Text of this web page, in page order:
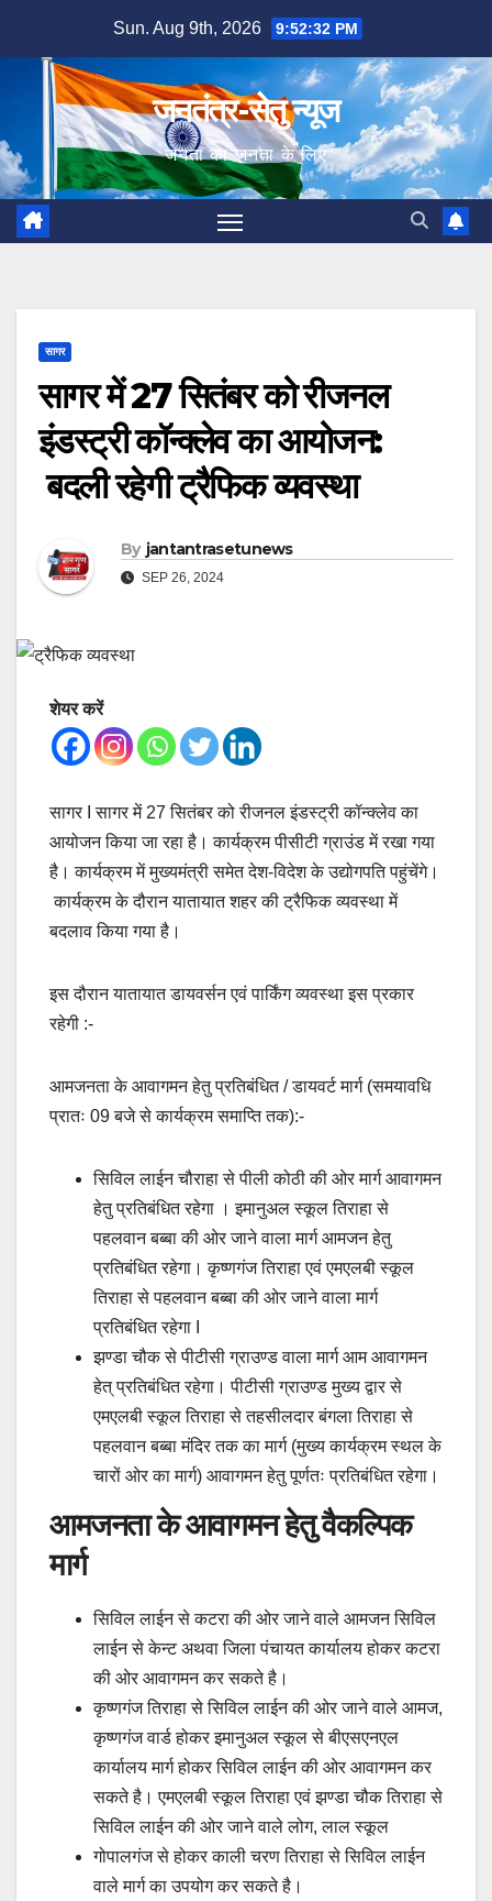
content
Sun. Aug 9th, 2026 9:52:33 PM
जनतंत्र-सेतु न्यूज
जनता का जनता के लिए
सागर
सागर में 27 सितंबर को रीजनल
इंडस्ट्री कॉन्क्लेव का आयोजन:
बदली रहेगी ट्रैफिक व्यवस्था
By jantantrasetunews
SEP 26, 2024
शेयर करें
सागर I सागर में 27 सितंबर को रीजनल इंडस्ट्री कॉन्क्लेव का
आयोजन किया जा रहा है। कार्यक्रम पीसीटी ग्राउंड में रखा गया
है। कार्यक्रम में मुख्यमंत्री समेत देश-विदेश के उद्योगपति पहुंचेंगे।
कार्यक्रम के दौरान यातायात शहर की ट्रैफिक व्यवस्था में
बदलाव किया गया है।
इस दौरान यातायात डायवर्सन एवं पार्किंग व्यवस्था इस प्रकार
रहेगी :-
आमजनता के आवागमन हेतु प्रतिबंधित / डायवर्ट मार्ग (समयावधि
प्रातः 09 बजे से कार्यक्रम समाप्ति तक):-
सिविल लाईन चौराहा से पीली कोठी की ओर मार्ग आवागमन
हेतु प्रतिबंधित रहेगा । इमानुअल स्कूल तिराहा से
पहलवान बब्बा की ओर जाने वाला मार्ग आमजन हेतु
प्रतिबंधित रहेगा। कृष्णगंज तिराहा एवं एमएलबी स्कूल
तिराहा से पहलवान बब्बा की ओर जाने वाला मार्ग
प्रतिबंधित रहेगा I
झण्डा चौक से पीटीसी ग्राउण्ड वाला मार्ग आम आवागमन
हेत् प्रतिबंधित रहेगा। पीटीसी ग्राउण्ड मुख्य द्वार से
एमएलबी स्कूल तिराहा से तहसीलदार बंगला तिराहा से
पहलवान बब्बा मंदिर तक का मार्ग (मुख्य कार्यक्रम स्थल के
चारों ओर का मार्ग) आवागमन हेतु पूर्णतः प्रतिबंधित रहेगा।
आमजनता के आवागमन हेतु वैकल्पिक
मार्ग
सिविल लाईन से कटरा की ओर जाने वाले आमजन सिविल
लाईन से केन्ट अथवा जिला पंचायत कार्यालय होकर कटरा
की ओर आवागमन कर सकते है।
कृष्णगंज तिराहा से सिविल लाईन की ओर जाने वाले आमज,
कृष्णगंज वार्ड होकर इमानुअल स्कूल से बीएसएनएल
कार्यालय मार्ग होकर सिविल लाईन की ओर आवागमन कर
सकते है। एमएलबी स्कूल तिराहा एवं झण्डा चौक तिराहा से
सिविल लाईन की ओर जाने वाले लोग, लाल स्कूल
गोपालगंज से होकर काली चरण तिराहा से सिविल लाईन
वाले मार्ग का उपयोग कर सकते है।